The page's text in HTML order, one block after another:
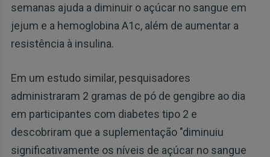
semanas ajuda a diminuir o açúcar no sangue em
jejum e a hemoglobina A1c, além de aumentar a
resistência à insulina.
Em um estudo similar, pesquisadores
administraram 2 gramas de pó de gengibre ao dia
em participantes com diabetes tipo 2 e
descobriram que a suplementação "diminuiu
significativamente os níveis de açúcar no sangue